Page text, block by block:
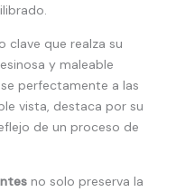
clave que realza su
y maleable
perfectamente a las
vista, destaca por su
de un proceso de
no solo preserva la